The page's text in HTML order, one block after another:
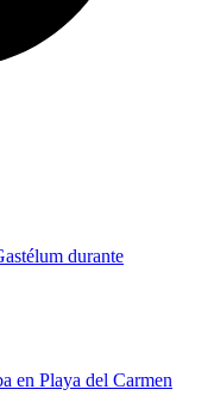
durante
en Playa del Carmen